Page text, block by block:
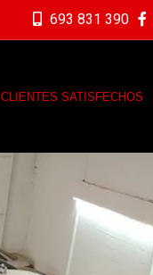
693 831 390
CLIENTES SATISFECHOS